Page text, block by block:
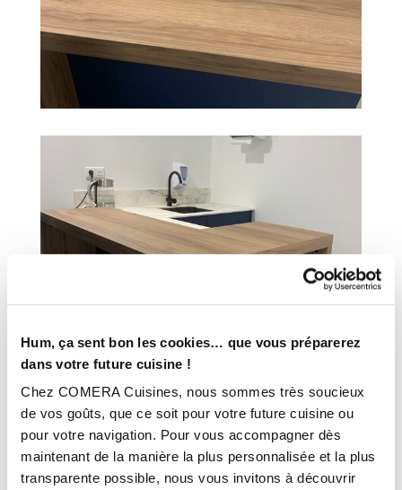
Hum, ça sent bon les cookies… que vous préparerez
dans votre future cuisine !
Chez COMERA Cuisines, nous sommes très soucieux
de vos goûts, que ce soit pour votre future cuisine ou
pour votre navigation. Pour vous accompagner dès
maintenant de la manière la plus personnalisée et la plus
transparente possible, nous vous invitons à découvrir
INFORMATIONS
TECHNIQUES :